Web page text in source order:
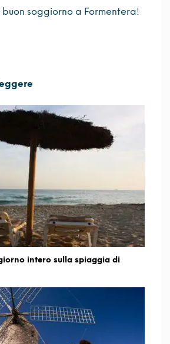
soggiorno a Formentera!
intero sulla spiaggia di